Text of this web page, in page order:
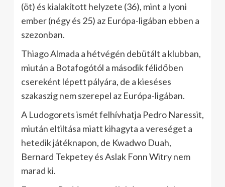
(öt) és kialakított helyzete (36), mint a lyoni
ember (négy és 25) az Európa-ligában ebben a
szezonban.
Thiago Almada a hétvégén debütált a klubban,
miután a Botafogótól a második félidőben
csereként lépett pályára, de a kieséses
szakaszig nem szerepel az Európa-ligában.
A Ludogorets ismét felhívhatja Pedro Naressit,
miután eltiltása miatt kihagyta a vereséget a
hetedik játéknapon, de Kwadwo Duah,
Bernard Tekpetey és Aslak Fonn Witry nem
marad ki.